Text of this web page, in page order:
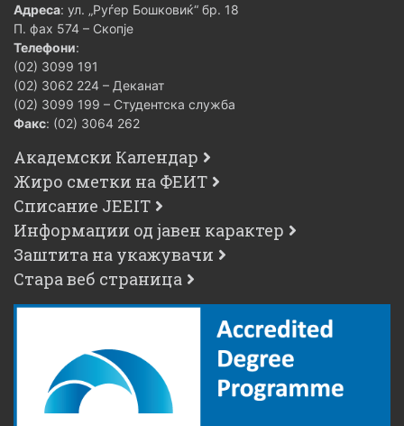
Адреса: ул. „Руѓер Бошковиќ“ бр. 18
П. фах 574 – Скопје
Телефони:
(02) 3099 191
(02) 3062 224 – Деканат
(02) 3099 199 – Студентска служба
Факс: (02) 3064 262
Академски Календар
Жиро сметки на ФЕИТ
Списание JEEIT
Информации од јавен карактер
Заштита на укажувачи
Стара веб страница